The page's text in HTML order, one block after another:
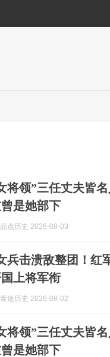
将领”三任丈夫皆
是她部下
品点历史 2026-08-03
兵击溃敌整团！红
上将军衔
青途历史 2026-08-02
将领”三任丈夫皆
是她部下